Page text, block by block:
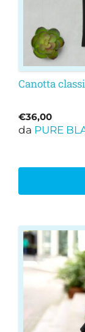
Canotta
€36,00
da PURE
prodotto
Questo
prodotto
ha
opzioni